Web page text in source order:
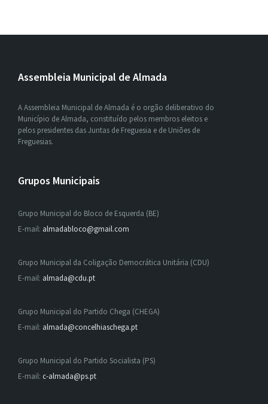
Assembleia Municipal de Almada
A Assembleia Municipal de Almada é o orgão deliberativo do
Município de Almada, constituído pelos membros eleitos e
pelos presidentes das Juntas de Freguesia e de Uniões de
Freguesias.
Grupos Municipais
Grupo Municipal do Bloco de Esquerda (BE)
E-mail: almadabloco@gmail.com
Grupo Municipal da Coligação Democrática Unitária (CDU)
E-mail: almada@cdu.pt
Grupo Municipal do Partido Chega (CHEGA)
E-mail: almada@concelhiaschega.pt
Grupo Municipal do Partido Socialista (PS)
E-mail: c-almada@ps.pt